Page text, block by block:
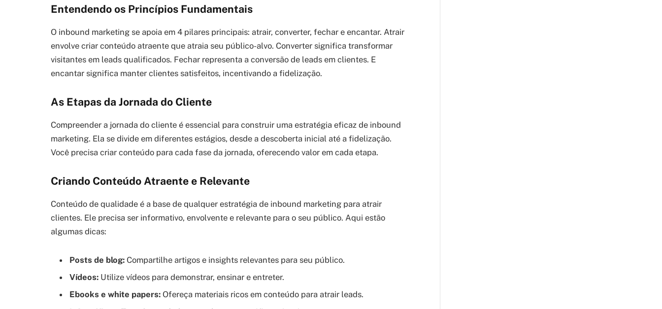
Entendendo os Princípios Fundamentais
O inbound marketing se apoia em 4 pilares principais: atrair, converter, fechar e encantar. Atrair
envolve criar conteúdo atraente que atraia seu público-alvo. Converter significa transformar
visitantes em leads qualificados. Fechar representa a conversão de leads em clientes. E
encantar significa manter clientes satisfeitos, incentivando a fidelização.
As Etapas da Jornada do Cliente
Compreender a jornada do cliente é essencial para construir uma estratégia eficaz de inbound
marketing. Ela se divide em diferentes estágios, desde a descoberta inicial até a fidelização.
Você precisa criar conteúdo para cada fase da jornada, oferecendo valor em cada etapa.
Criando Conteúdo Atraente e Relevante
Conteúdo de qualidade é a base de qualquer estratégia de inbound marketing para atrair
clientes. Ele precisa ser informativo, envolvente e relevante para o seu público. Aqui estão
algumas dicas:
Posts de blog: Compartilhe artigos e insights relevantes para seu público.
Vídeos: Utilize vídeos para demonstrar, ensinar e entreter.
Ebooks e white papers: Ofereça materiais ricos em conteúdo para atrair leads.